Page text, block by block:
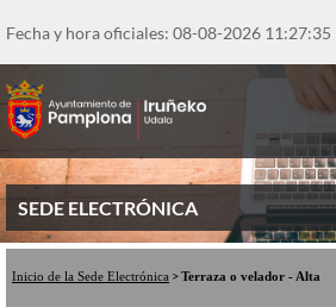
al
principal
Fecha y hora oficiales: 08-08-2026 11:27:36
SEDE ELECTRÓNICA
Inicio de la Sede Electrónica Terraza o velador - Alta